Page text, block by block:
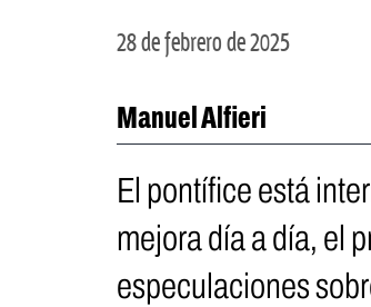
28 de febrero de 2025
Manuel Alfieri
El pontífice está
mejora día a día, el
especulaciones